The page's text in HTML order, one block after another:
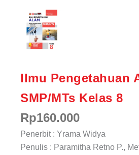
Ilmu Pengetahuan
SMP/MTs Kelas 8
Rp160.000
Penerbit : Yrama Widya
Penulis : Paramitha Retno P.,